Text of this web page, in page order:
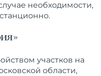
необходимости,
участков на
области,